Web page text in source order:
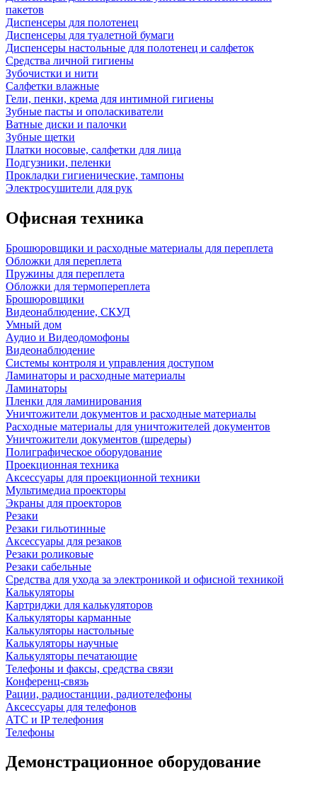
пакетов
Диспенсеры для полотенец
Диспенсеры для туалетной бумаги
Диспенсеры настольные для полотенец и салфеток
Средства личной гигиены
Зубочистки и нити
Салфетки влажные
Гели, пенки, крема для интимной гигиены
Зубные пасты и ополаскиватели
Ватные диски и палочки
Зубные щетки
Платки носовые, салфетки для лица
Подгузники, пеленки
Прокладки гигиенические, тампоны
Электросушители для рук
Офисная техника
Брошюровщики и расходные материалы для переплета
Обложки для переплета
Пружины для переплета
Обложки для термопереплета
Брошюровщики
Видеонаблюдение, СКУД
Умный дом
Аудио и Видеодомофоны
Видеонаблюдение
Системы контроля и управления доступом
Ламинаторы и расходные материалы
Ламинаторы
Пленки для ламинирования
Уничтожители документов и расходные материалы
Расходные материалы для уничтожителей документов
Уничтожители документов (шредеры)
Полиграфическое оборудование
Проекционная техника
Аксессуары для проекционной техники
Мультимедиа проекторы
Экраны для проекторов
Резаки
Резаки гильотинные
Аксессуары для резаков
Резаки роликовые
Резаки сабельные
Средства для ухода за электроникой и офисной техникой
Калькуляторы
Картриджи для калькуляторов
Калькуляторы карманные
Калькуляторы настольные
Калькуляторы научные
Калькуляторы печатающие
Телефоны и факсы, средства связи
Конференц-связь
Рации, радиостанции, радиотелефоны
Аксессуары для телефонов
АТС и IP телефония
Телефоны
Демонстрационное оборудование